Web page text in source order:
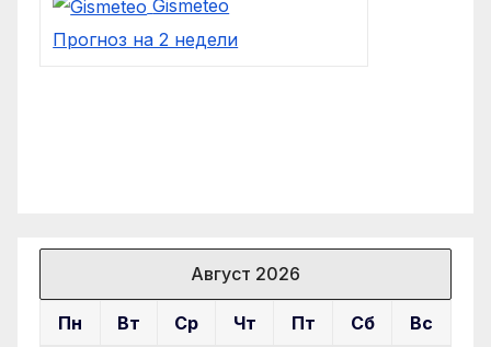
Gismeteo
Прогноз на 2 недели
Август 2026
Пн Вт Ср Чт Пт Сб Вс